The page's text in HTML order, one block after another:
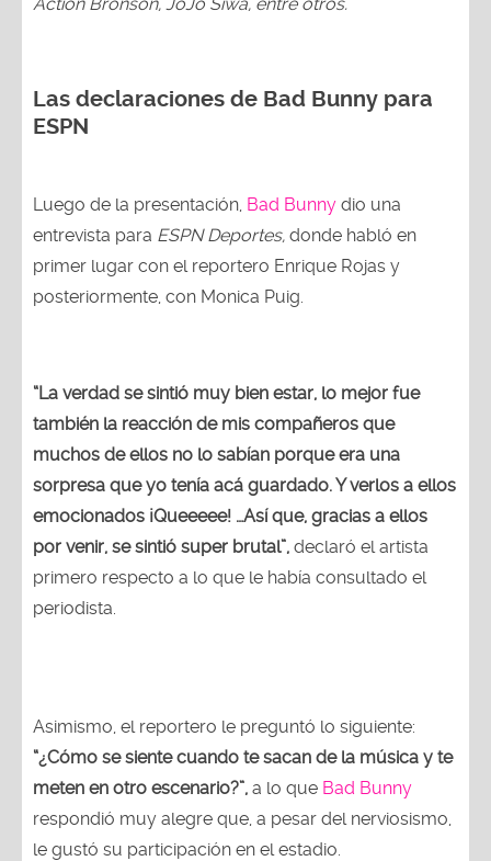
Las declaraciones de Bad Bunny para
ESPN
Luego de la presentación, Bad Bunny dio una
entrevista para ESPN Deportes, donde habló en
primer lugar con el reportero Enrique Rojas y
posteriormente, con Monica Puig.
“La verdad se sintió muy bien estar, lo mejor fue
también la reacción de mis compañeros que
muchos de ellos no lo sabían porque era una
sorpresa que yo tenía acá guardado. Y verlos a ellos
emocionados ¡Queeeee! …Así que, gracias a ellos
por venir, se sintió super brutal”, declaró el artista
primero respecto a lo que le había consultado el
periodista.
Asimismo, el reportero le preguntó lo siguiente:
“¿Cómo se siente cuando te sacan de la música y te
meten en otro escenario?”, a lo que Bad Bunny
respondió muy alegre que, a pesar del nerviosismo,
le gustó su participación en el estadio.